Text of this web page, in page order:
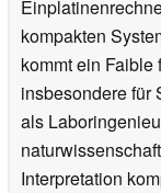
kompakten
kommt ein Faible
insbesondere für
als
Interpretation